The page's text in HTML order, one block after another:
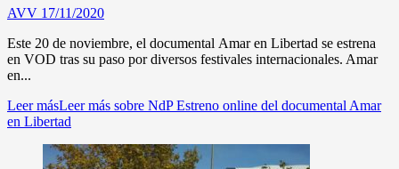
AVV 17/11/2020
Este 20 de noviembre, el documental Amar en Libertad se estrena
en VOD tras su paso por diversos festivales internacionales. Amar
en...
Leer másLeer más sobre NdP Estreno online del documental Amar
en Libertad